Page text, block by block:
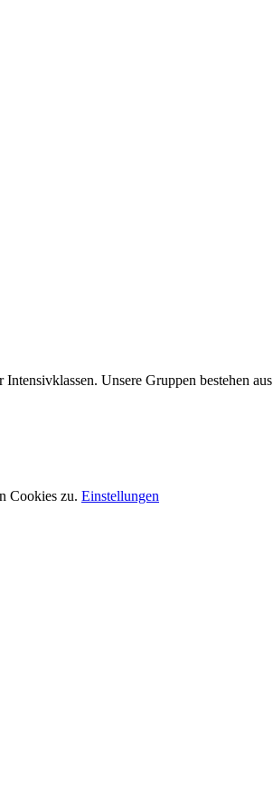
Unsere Gruppen bestehen aus
Cookies zu. Einstellungen